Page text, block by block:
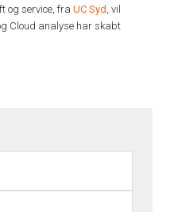
og service, fraUC Syd , vil
Cloud analyse har skabt